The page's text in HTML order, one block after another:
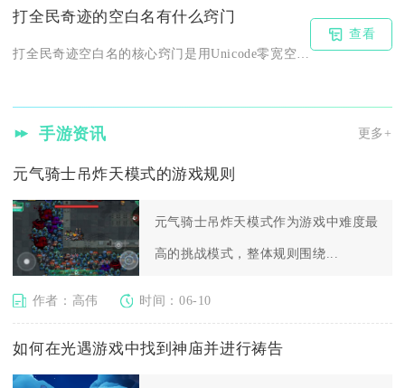
打全民奇迹的空白名有什么窍门
查看
手游资讯 更多+
元气骑士吊炸天模式的游戏规则
元气骑士吊炸天模式作为游戏中难度最
高的挑战模式，整体规则围绕...
作者：高伟 时间：06-10
如何在光遇游戏中找到神庙并进行祷告